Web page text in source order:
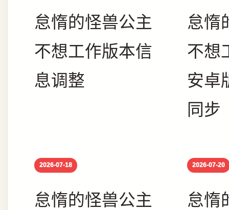
怠惰的怪兽公主
不想工作版本信
息调整
怠惰
不想
安卓
同步
2026-07-18
怠惰的怪兽公主
2026-07-20
怠惰